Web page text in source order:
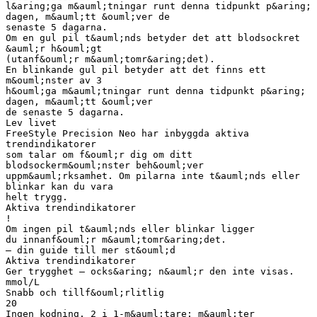
l&aring;ga m&auml;tningar runt denna tidpunkt p&aring;
dagen, m&auml;tt &ouml;ver de
senaste 5 dagarna.
Om en gul pil t&auml;nds betyder det att blodsockret
&auml;r h&ouml;gt
(utanf&ouml;r m&auml;tomr&aring;det).
En blinkande gul pil betyder att det finns ett
m&ouml;nster av 3
h&ouml;ga m&auml;tningar runt denna tidpunkt p&aring;
dagen, m&auml;tt &ouml;ver
de senaste 5 dagarna.
Lev livet
FreeStyle Precision Neo har inbyggda aktiva
trendindikatorer
som talar om f&ouml;r dig om ditt
blodsockerm&ouml;nster beh&ouml;ver
uppm&auml;rksamhet. Om pilarna inte t&auml;nds eller
blinkar kan du vara
helt trygg.
Aktiva trendindikatorer
!
Om ingen pil t&auml;nds eller blinkar ligger
du innanf&ouml;r m&auml;tomr&aring;det.
– din guide till mer st&ouml;d
Aktiva trendindikatorer
Ger trygghet – ocks&aring; n&auml;r den inte visas.
mmol/L
Snabb och tillf&ouml;rlitlig
20
Ingen kodning. 2 i 1-m&auml;tare: m&auml;ter